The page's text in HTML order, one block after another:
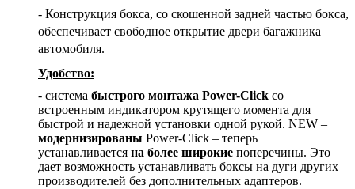
- Конструкция бокса, со скошенной задней частью бокса,
обеспечивает свободное открытие двери багажника
автомобиля.
Удобство:
- система быстрого монтажа Power-Click со
встроенным индикатором крутящего момента для
быстрой и надежной установки одной рукой. NEW –
модернизированы Power-Click – теперь
устанавливается на более широкие поперечины. Это
дает возможность устанавливать боксы на дуги других
производителей без дополнительных адаптеров.